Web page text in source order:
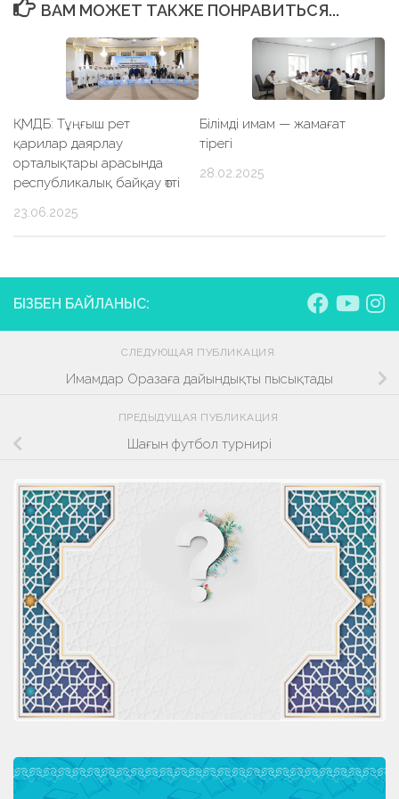
ВАМ МОЖЕТ ТАКЖЕ ПОНРАВИТЬСЯ...
ҚМДБ: Тұңғыш рет
қарилар даярлау
орталықтары арасында
республикалық байқау өтті
23.06.2025
Білімді имам — жамағат
тірегі
28.02.2025
БІЗБЕН БАЙЛАНЫС:
СЛЕДУЮЩАЯ ПУБЛИКАЦИЯ
Имамдар Оразаға дайындықты пысықтады
ПРЕДЫДУЩАЯ ПУБЛИКАЦИЯ
Шағын футбол турнирі